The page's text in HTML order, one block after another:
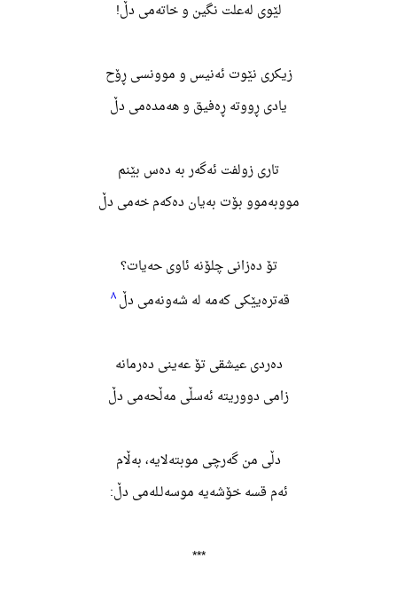
لێوی لەعلت نگین و خاتەمی دڵ!
زیکری نێوت ئەنیس و موونسی ڕۆح
یادی ڕووته ڕەفیق و هەمدەمی دڵ
تاری زولفت ئەگەر بە دەس بێنم
مووبەموو بۆت بەیان دەکەم خەمی دڵ
تۆ دەزانی چلۆنه ئاوی حەیات؟
قەترەیێکی کەمه له شەونەمی دڵ ٨
دەردی عیشقی تۆ عەینی دەرمانە
زامی دووریته ئەسڵی مەڵحەمی دڵ
دڵی من گەرچی موبتەلایه، بەڵام
ئەم قسه خۆشەیه موسەلـلەمی دڵ:
***